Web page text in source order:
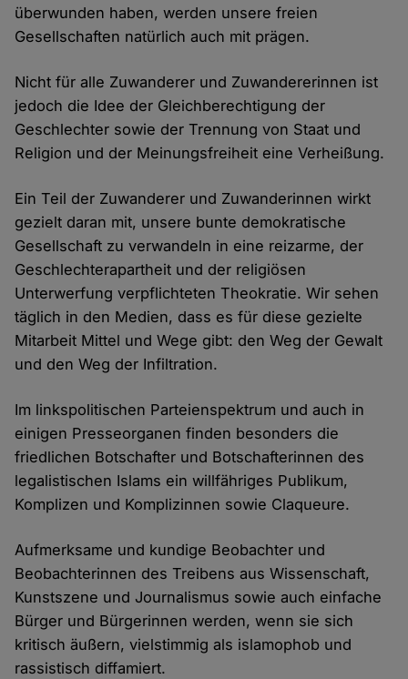
überwunden haben, werden unsere freien
Gesellschaften natürlich auch mit prägen.
Nicht für alle Zuwanderer und Zuwandererinnen ist
jedoch die Idee der Gleichberechtigung der
Geschlechter sowie der Trennung von Staat und
Religion und der Meinungsfreiheit eine Verheißung.
Ein Teil der Zuwanderer und Zuwanderinnen wirkt
gezielt daran mit, unsere bunte demokratische
Gesellschaft zu verwandeln in eine reizarme, der
Geschlechterapartheit und der religiösen
Unterwerfung verpflichteten Theokratie. Wir sehen
täglich in den Medien, dass es für diese gezielte
Mitarbeit Mittel und Wege gibt: den Weg der Gewalt
und den Weg der Infiltration.
Im linkspolitischen Parteienspektrum und auch in
einigen Presseorganen finden besonders die
friedlichen Botschafter und Botschafterinnen des
legalistischen Islams ein willfähriges Publikum,
Komplizen und Komplizinnen sowie Claqueure.
Aufmerksame und kundige Beobachter und
Beobachterinnen des Treibens aus Wissenschaft,
Kunstszene und Journalismus sowie auch einfache
Bürger und Bürgerinnen werden, wenn sie sich
kritisch äußern, vielstimmig als islamophob und
rassistisch diffamiert.